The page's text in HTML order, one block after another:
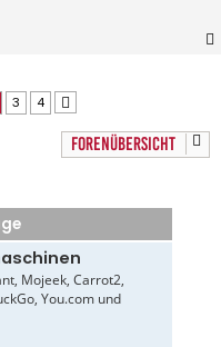
3 4
FORENÜBERSICHT
Mojeek, Carrot2,
You.com und